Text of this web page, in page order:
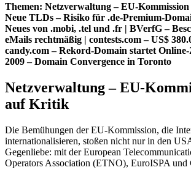
Themen: Netzverwaltung – EU-
Neue TLDs – Risiko für .de-Premium-
Neues von .mobi, .tel und .fr | BVerfG –
eMails rechtmäßig | contests.com – US$
candy.com – Rekord-Domain startet
2009 – Domain Convergence in Toronto
Netzverwaltung – EU-
auf Kritik
Die Bemühungen der EU-Kommission, die
internationalisieren, stoßen nicht nur in den
Gegenliebe: mit der European
Operators Association (ETNO), EuroISPA und